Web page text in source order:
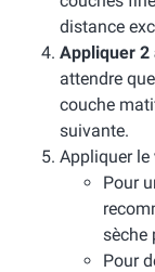
distance
Appliquer 2
attendre
couche
suivante.
Appliquer le
Pour
sèche
Pour